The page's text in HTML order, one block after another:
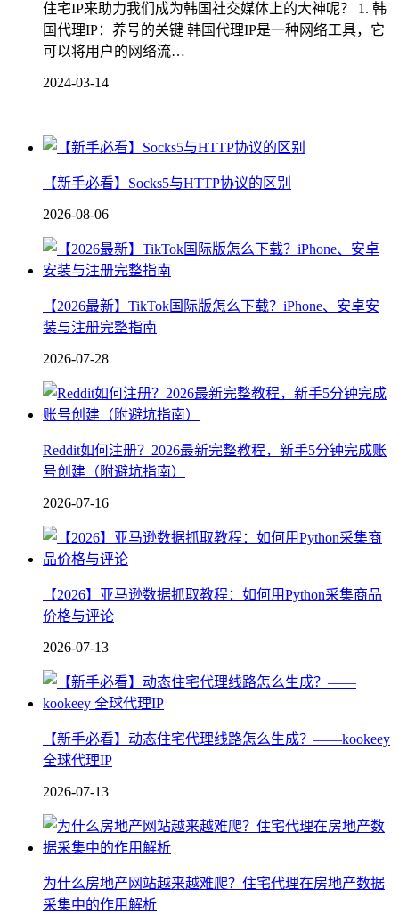
住宅IP来助力我们成为韩国社交媒体上的大神呢？ 1. 韩
国代理IP：养号的关键 韩国代理IP是一种网络工具，它
可以将用户的网络流…
2024-03-14
【新手必看】Socks5与HTTP协议的区别
2026-08-06
【2026最新】TikTok国际版怎么下载？iPhone、安卓安
装与注册完整指南
2026-07-28
Reddit如何注册？2026最新完整教程，新手5分钟完成账
号创建（附避坑指南）
2026-07-16
【2026】亚马逊数据抓取教程：如何用Python采集商品
价格与评论
2026-07-13
【新手必看】动态住宅代理线路怎么生成？——kookeey
全球代理IP
2026-07-13
为什么房地产网站越来越难爬？住宅代理在房地产数据
采集中的作用解析